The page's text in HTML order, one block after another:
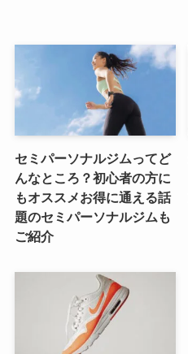
セミパーソナルジムってど
んなところ？初心者の方に
もオススメお得に通える話
題のセミパーソナルジムも
ご紹介